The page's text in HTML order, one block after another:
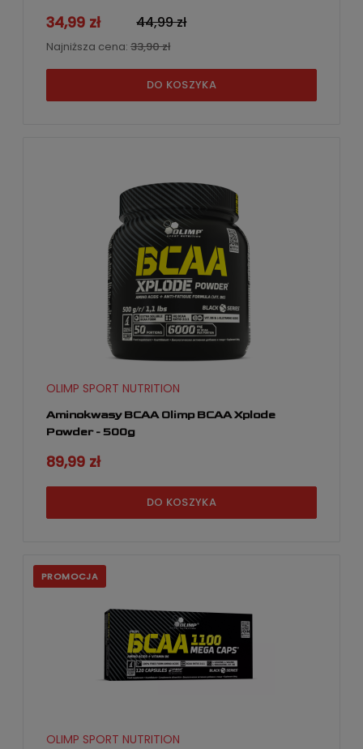
34,99 zł 44,99 zł
Najniższa cena: 33,90 zł
DO KOSZYKA
Aminokwasy BCAA Olimp BCAA Xplode
Powder - 500g
OLIMP SPORT NUTRITION
89,99 zł
DO KOSZYKA
OLIMP SPORT NUTRITION
PROMOCJA